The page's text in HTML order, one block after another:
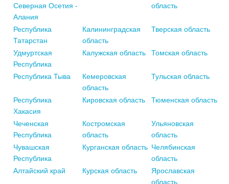
Северная Осетия -
Алания
область
Республика
Татарстан
Калининградская
область
Тверская область
Удмуртская
Республика
Калужская область Томская область
Республика Тыва
Кемеровская
область
Тульская область
Республика
Хакасия
Кировская область Тюменская область
Чеченская
Республика
Костромская
область
Ульяновская
область
Чувашская
Республика
Курганская область Челябинская
область
Алтайский край
Курская область
Ярославская
область